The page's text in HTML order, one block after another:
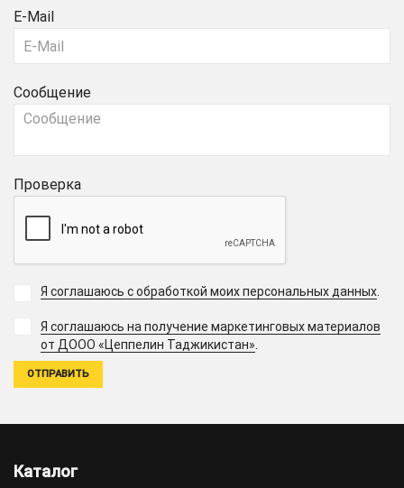
E-Mail
Сообщение
Проверка
Я соглашаюсь с обработкой моих персональных данных.
Я соглашаюсь на получение маркетинговых материалов
от ДООО «Цеппелин Таджикистан».
Каталог